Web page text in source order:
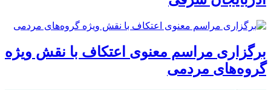
برگزاری مراسم معنوی اعتکاف با نقش ویژه
گروه‌های مردمی